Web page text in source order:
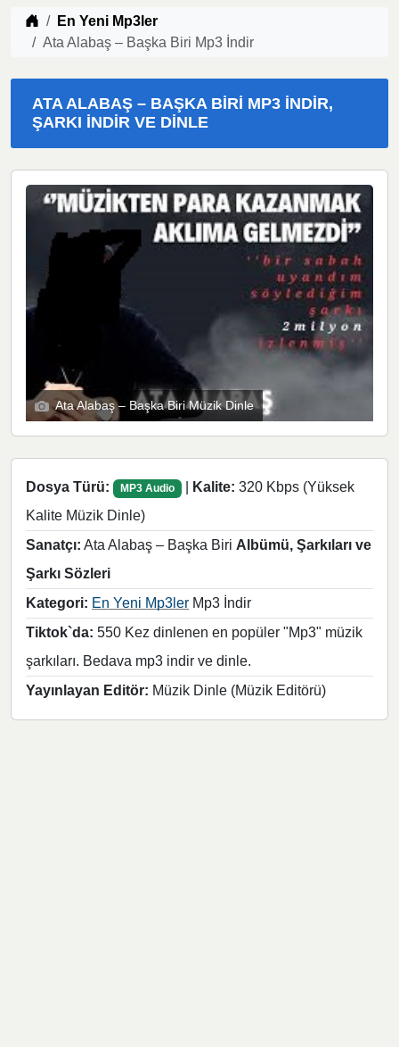
Müzik indir
En Yeni Mp3ler
Ata Alabaş – Başka Biri Mp3 İndir
ATA ALABAŞ – BAŞKA BIRI MP3 İNDIR,
ŞARKI İNDIR VE DINLE
Ata Alabaş – Başka Biri Müzik Dinle
Dosya Türü: MP3 Audio | Kalite: 320 Kbps (Yüksek
Kalite Müzik Dinle)
Sanatçı: Ata Alabaş – Başka Biri Albümü, Şarkıları ve
Şarkı Sözleri
Kategori: En Yeni Mp3ler Mp3 İndir
Tiktok`da: 550 Kez dinlenen en popüler "Mp3" müzik
şarkıları. Bedava mp3 indir ve dinle.
Yayınlayan Editör: Müzik Dinle (Müzik Editörü)